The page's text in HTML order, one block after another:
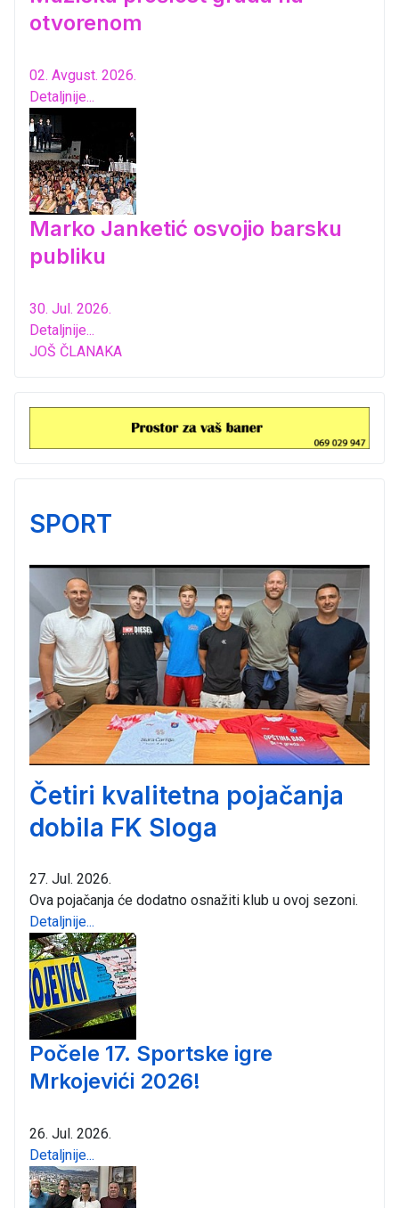
otvorenom
02. Avgust. 2026.
Detaljnije...
Marko Janketić osvojio barsku
publiku
30. Jul. 2026.
Detaljnije...
JOŠ ČLANAKA
SPORT
Četiri kvalitetna pojačanja
dobila FK Sloga
27. Jul. 2026.
Ova pojačanja će dodatno osnažiti klub u ovoj sezoni.
Detaljnije...
Počele 17. Sportske igre
Mrkojevići 2026!
26. Jul. 2026.
Detaljnije...